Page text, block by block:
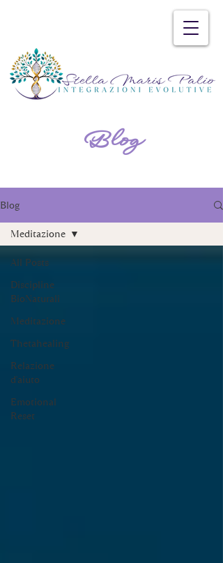
Blog
Blog
All Posts
Discipline
BioNaturali
Meditazione
Thetahealing
Relazione
d'aiuto
Emotional
Reset
Meditazione